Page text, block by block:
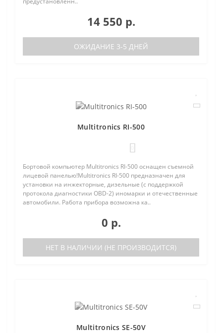
14 550 р.
ОЖИДАНИЕ 3-5 ДНЕЙ
Multitronics RI-500
Бортовой компьютер Multitronics RI-500 оснащен съемной
лицевой панелью!Multitronics RI-500 предназначен для
установки на инжекторные, дизельные (с поддержкой
протокола диагностики OBD-2) иномарки и отечественные
автомобили. Работа прибора возможна ка..
0 р.
НЕТ В НАЛИЧИИ (НЕ ПРОИЗВОДИТСЯ)
Multitronics SE-50V